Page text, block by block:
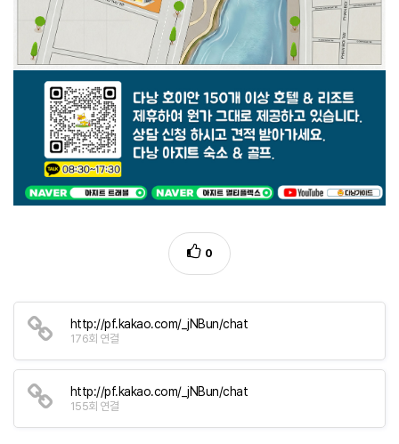
0
http://pf.kakao.com/_jNBun/chat
176회 연결
http://pf.kakao.com/_jNBun/chat
155회 연결